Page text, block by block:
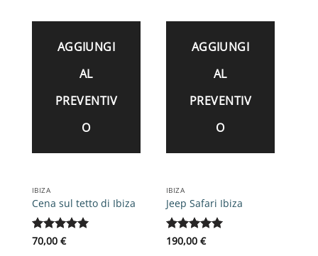
AGGIUNGI
AL
PREVENTIV
O
AGGIUNGI
AL
PREVENTIV
O
IBIZA
Cena sul tetto di Ibiza
Valutato
70,00 €
IBIZA
Jeep Safari Ibiza
Valutato
190,00 €